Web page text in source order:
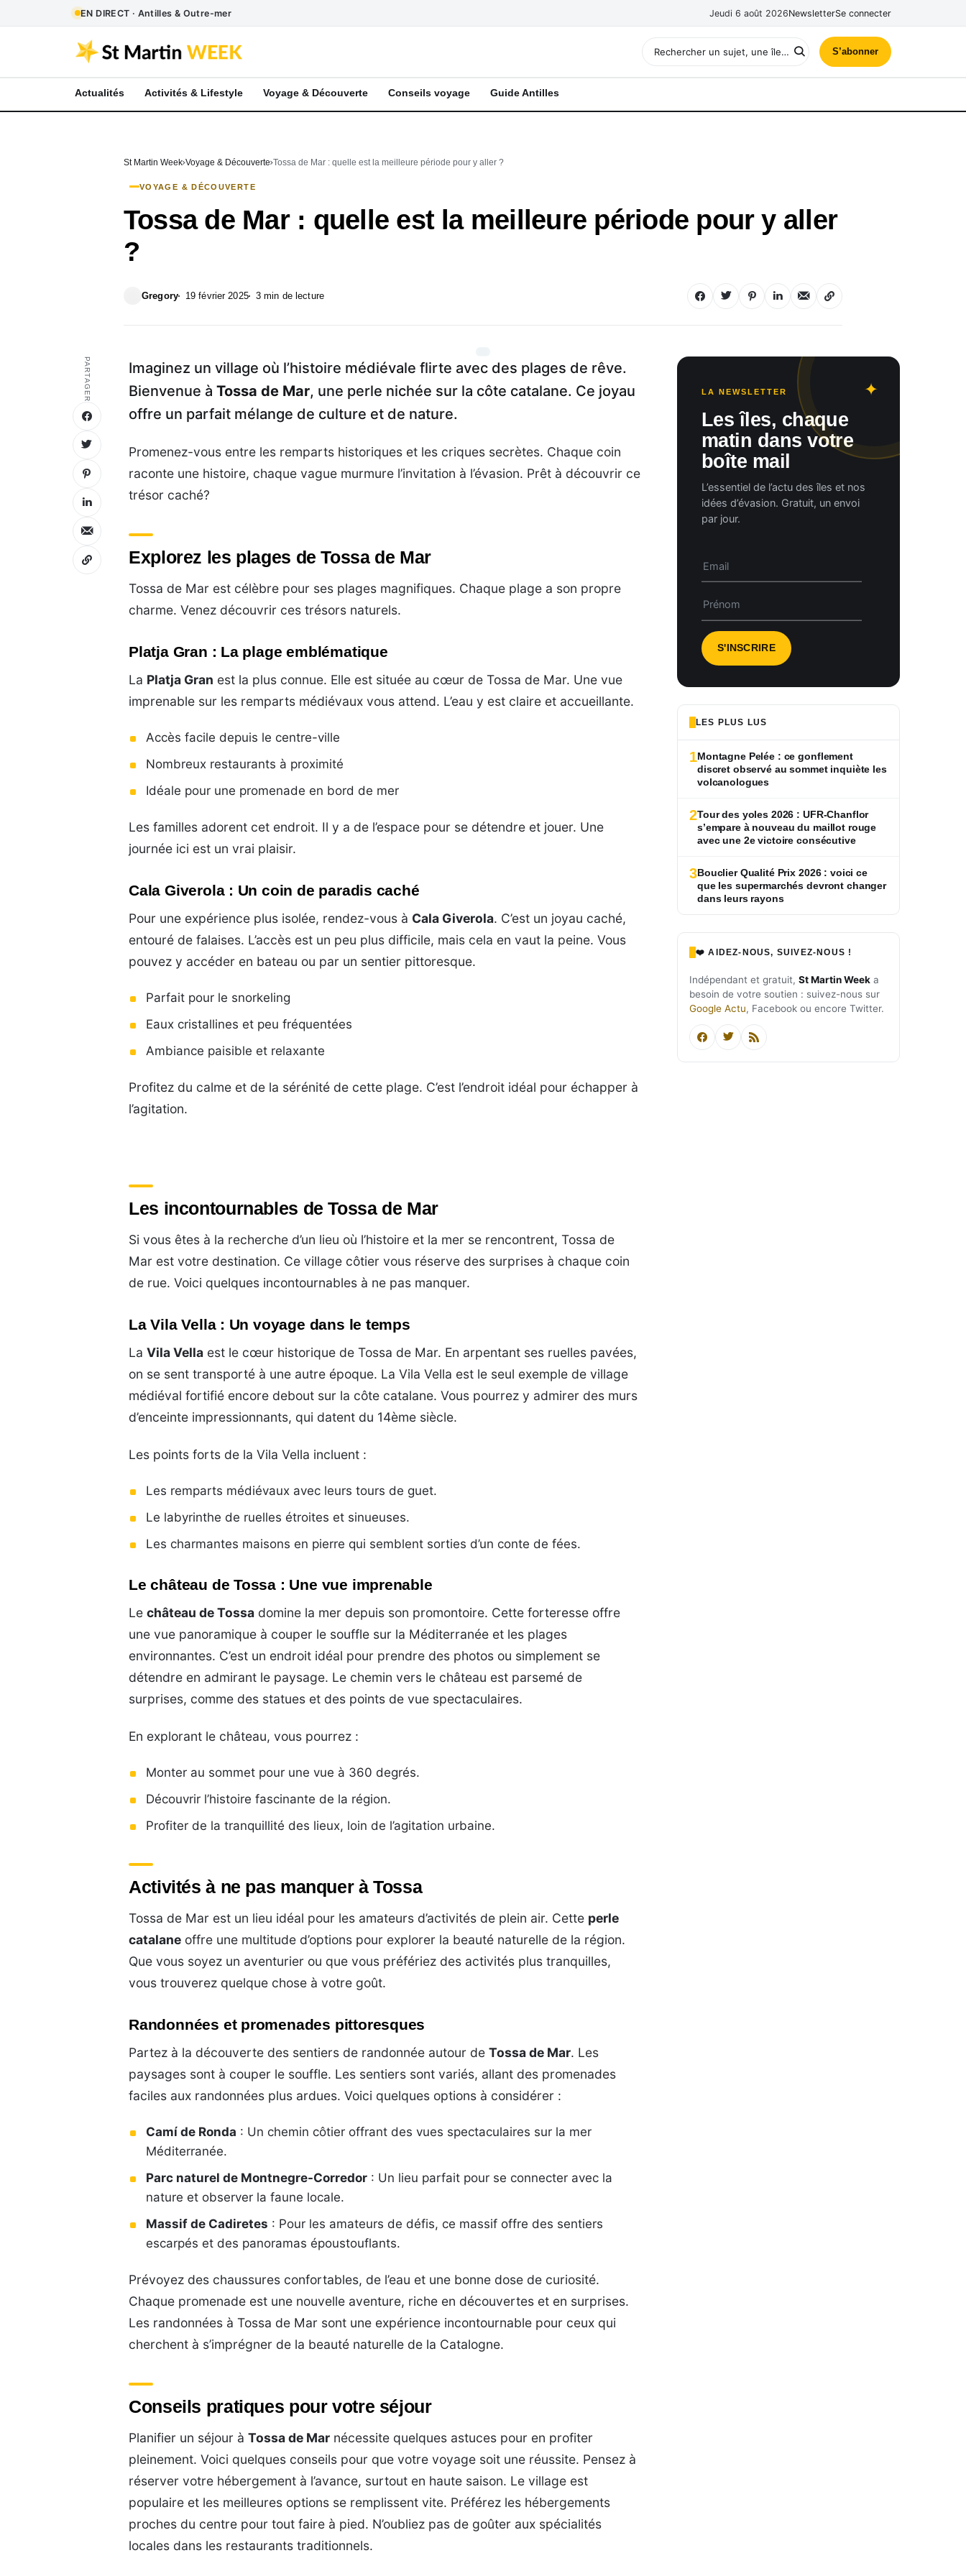
EN DIRECT · Antilles & Outre-mer Jeudi 6 août 2026NewsletterSe connecter
S’abonner
Actualités Activités & Lifestyle Voyage & Découverte Conseils voyage Guide Antilles
St Martin Week Voyage & Découverte Tossa de Mar : quelle est la meilleure période pour y aller ?
VOYAGE & DÉCOUVERTE
Tossa de Mar : quelle est la meilleure période pour y aller
?
Gregory 19 février 2025 3 min de lecture
PARTAGER
Imaginez un village où l’histoire médiévale flirte avec des plages de rêve.
Bienvenue àTossa de Mar, une perle nichée sur la côte catalane. Ce joyau
offre un parfait mélange de culture et de nature.
Promenez-vous entre les remparts historiques et les criques secrètes. Chaque coin
raconte une histoire, chaque vague murmure l’invitation à l’évasion. Prêt à découvrir ce
trésor caché?
Explorez les plages de Tossa de Mar
Tossa de Mar est célèbre pour ses plages magnifiques. Chaque plage a son propre
charme. Venez découvrir ces trésors naturels.
Platja Gran : La plage emblématique
La Platja Gran est la plus connue. Elle est située au cœur de Tossa de Mar. Une vue
imprenable sur les remparts médiévaux vous attend. L’eau y est claire et accueillante.
Accès facile depuis le centre-ville
Nombreux restaurants à proximité
Idéale pour une promenade en bord de mer
Les familles adorent cet endroit. Il y a de l’espace pour se détendre et jouer. Une
journée ici est un vrai plaisir.
Cala Giverola : Un coin de paradis caché
Pour une expérience plus isolée, rendez-vous à Cala Giverola. C’est un joyau caché,
entouré de falaises. L’accès est un peu plus difficile, mais cela en vaut la peine. Vous
pouvez y accéder en bateau ou par un sentier pittoresque.
Parfait pour le snorkeling
Eaux cristallines et peu fréquentées
Ambiance paisible et relaxante
Profitez du calme et de la sérénité de cette plage. C’est l’endroit idéal pour échapper à
l’agitation.
Les incontournables de Tossa de Mar
Si vous êtes à la recherche d’un lieu où l’histoire et la mer se rencontrent, Tossa de
Mar est votre destination. Ce village côtier vous réserve des surprises à chaque coin
de rue. Voici quelques incontournables à ne pas manquer.
La Vila Vella : Un voyage dans le temps
LaVila Vella est le cœur historique de Tossa de Mar. En arpentant ses ruelles pavées,
on se sent transporté à une autre époque. La Vila Vella est le seul exemple de village
médiéval fortifié encore debout sur la côte catalane. Vous pourrez y admirer des murs
d’enceinte impressionnants, qui datent du 14ème siècle.
Les points forts de la Vila Vella incluent :
Les remparts médiévaux avec leurs tours de guet.
Le labyrinthe de ruelles étroites et sinueuses.
Les charmantes maisons en pierre qui semblent sorties d’un conte de fées.
Le château de Tossa : Une vue imprenable
Lechâteau de Tossa domine la mer depuis son promontoire. Cette forteresse offre
une vue panoramique à couper le souffle sur la Méditerranée et les plages
environnantes. C’est un endroit idéal pour prendre des photos ou simplement se
détendre en admirant le paysage. Le chemin vers le château est parsemé de
surprises, comme des statues et des points de vue spectaculaires.
En explorant le château, vous pourrez :
Monter au sommet pour une vue à 360 degrés.
Découvrir l’histoire fascinante de la région.
Profiter de la tranquillité des lieux, loin de l’agitation urbaine.
Activités à ne pas manquer à Tossa
Tossa de Mar est un lieu idéal pour les amateurs d’activités de plein air. Cette perle
catalane offre une multitude d’options pour explorer la beauté naturelle de la région.
Que vous soyez un aventurier ou que vous préfériez des activités plus tranquilles,
vous trouverez quelque chose à votre goût.
Randonnées et promenades pittoresques
Partez à la découverte des sentiers de randonnée autour deTossa de Mar. Les
paysages sont à couper le souffle. Les sentiers sont variés, allant des promenades
faciles aux randonnées plus ardues. Voici quelques options à considérer :
Camí de Ronda : Un chemin côtier offrant des vues spectaculaires sur la mer
Méditerranée.
Parc naturel de Montnegre-Corredor : Un lieu parfait pour se connecter avec la
nature et observer la faune locale.
Massif de Cadiretes : Pour les amateurs de défis, ce massif offre des sentiers
escarpés et des panoramas époustouflants.
Prévoyez des chaussures confortables, de l’eau et une bonne dose de curiosité.
Chaque promenade est une nouvelle aventure, riche en découvertes et en surprises.
Les randonnées à Tossa de Mar sont une expérience incontournable pour ceux qui
cherchent à s’imprégner de la beauté naturelle de la Catalogne.
Conseils pratiques pour votre séjour
Planifier un séjour àTossa de Mar nécessite quelques astuces pour en profiter
pleinement. Voici quelques conseils pour que votre voyage soit une réussite. Pensez à
réserver votre hébergement à l’avance, surtout en haute saison. Le village est
populaire et les meilleures options se remplissent vite. Préférez les hébergements
proches du centre pour tout faire à pied. N’oubliez pas de goûter aux spécialités
locales dans les restaurants traditionnels.
LA NEWSLETTER
Les îles, chaque
matin dans votre
boîte mail
L’essentiel de l’actu des îles et nos
idées d’évasion. Gratuit, un envoi
par jour.
LES PLUS LUS
1Montagne Pelée : ce gonflement
discret observé au sommet inquiète les
volcanologues
2Tour des yoles 2026 : UFR-Chanflor
s’empare à nouveau du maillot rouge
avec une 2e victoire consécutive
3Bouclier Qualité Prix 2026 : voici ce
que les supermarchés devront changer
dans leurs rayons
❤️ AIDEZ-NOUS, SUIVEZ-NOUS !
Indépendant et gratuit, St Martin Week a
besoin de votre soutien : suivez-nous sur
Google Actu, Facebook ou encore Twitter.